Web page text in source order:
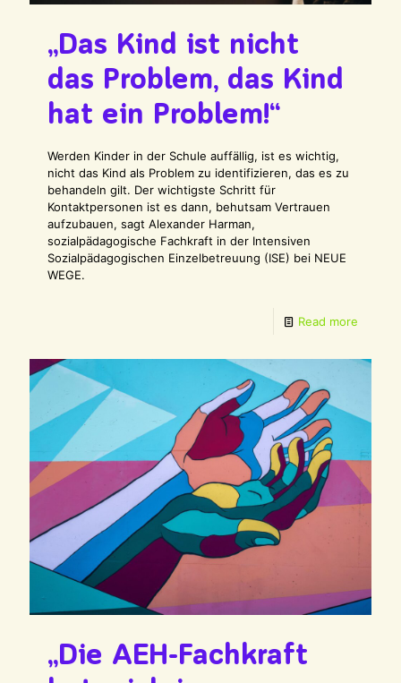
„Das Kind ist nicht
das Problem, das Kind
hat ein Problem!“
Werden Kinder in der Schule auffällig, ist es wichtig,
nicht das Kind als Problem zu identifizieren, das es zu
behandeln gilt. Der wichtigste Schritt für
Kontaktpersonen ist es dann, behutsam Vertrauen
aufzubauen, sagt Alexander Harman,
sozialpädagogische Fachkraft in der Intensiven
Sozialpädagogischen Einzelbetreuung (ISE) bei NEUE
WEGE.
Read more
„Die AEH-Fachkraft